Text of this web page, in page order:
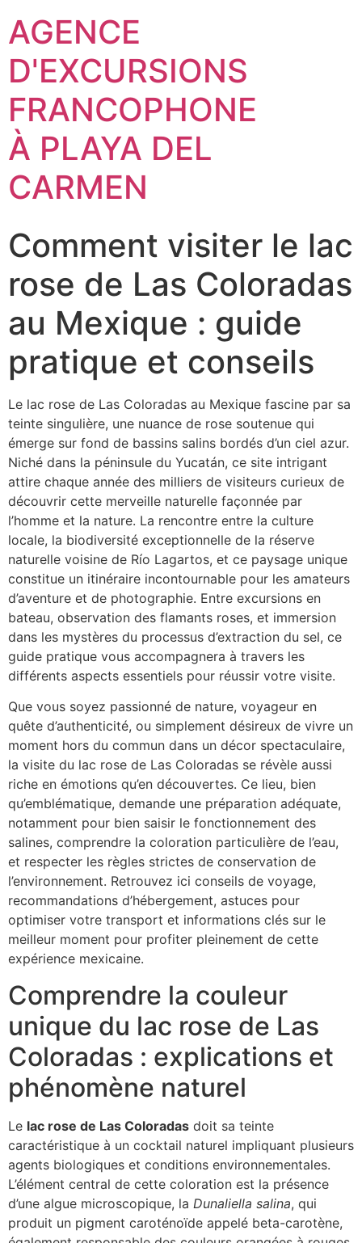
AGENCE
D'EXCURSIONS
FRANCOPHONE
À PLAYA DEL
CARMEN
Comment visiter le lac
rose de Las Coloradas
au Mexique : guide
pratique et conseils
Le lac rose de Las Coloradas au Mexique fascine par sa
teinte singulière, une nuance de rose soutenue qui
émerge sur fond de bassins salins bordés d’un ciel azur.
Niché dans la péninsule du Yucatán, ce site intrigant
attire chaque année des milliers de visiteurs curieux de
découvrir cette merveille naturelle façonnée par
l’homme et la nature. La rencontre entre la culture
locale, la biodiversité exceptionnelle de la réserve
naturelle voisine de Río Lagartos, et ce paysage unique
constitue un itinéraire incontournable pour les amateurs
d’aventure et de photographie. Entre excursions en
bateau, observation des flamants roses, et immersion
dans les mystères du processus d’extraction du sel, ce
guide pratique vous accompagnera à travers les
différents aspects essentiels pour réussir votre visite.
Que vous soyez passionné de nature, voyageur en
quête d’authenticité, ou simplement désireux de vivre un
moment hors du commun dans un décor spectaculaire,
la visite du lac rose de Las Coloradas se révèle aussi
riche en émotions qu’en découvertes. Ce lieu, bien
qu’emblématique, demande une préparation adéquate,
notamment pour bien saisir le fonctionnement des
salines, comprendre la coloration particulière de l’eau,
et respecter les règles strictes de conservation de
l’environnement. Retrouvez ici conseils de voyage,
recommandations d’hébergement, astuces pour
optimiser votre transport et informations clés sur le
meilleur moment pour profiter pleinement de cette
expérience mexicaine.
Comprendre la couleur
unique du lac rose de Las
Coloradas : explications et
phénomène naturel
Le lac rose de Las Coloradas doit sa teinte
caractéristique à un cocktail naturel impliquant plusieurs
agents biologiques et conditions environnementales.
L’élément central de cette coloration est la présence
d’une algue microscopique, la Dunaliella salina, qui
produit un pigment caroténoïde appelé beta-carotène,